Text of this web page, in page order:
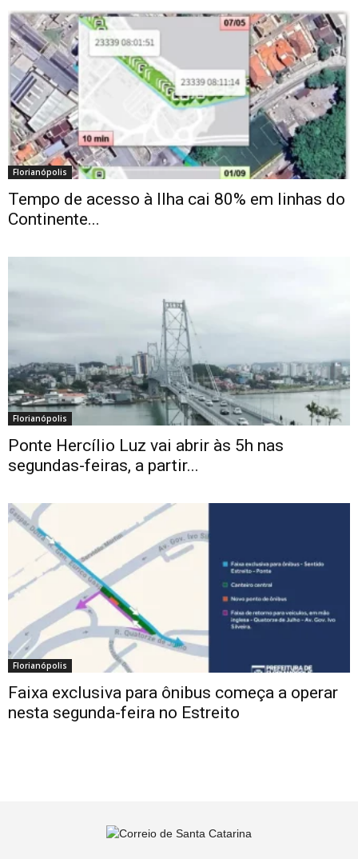
Florianópolis
Tempo de acesso à Ilha cai 80% em linhas do
Continente...
Florianópolis
Ponte Hercílio Luz vai abrir às 5h nas
segundas-feiras, a partir...
Florianópolis
Faixa exclusiva para ônibus começa a operar
nesta segunda-feira no Estreito